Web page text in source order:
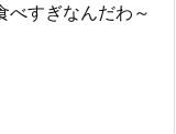
べすぎなんだわ～